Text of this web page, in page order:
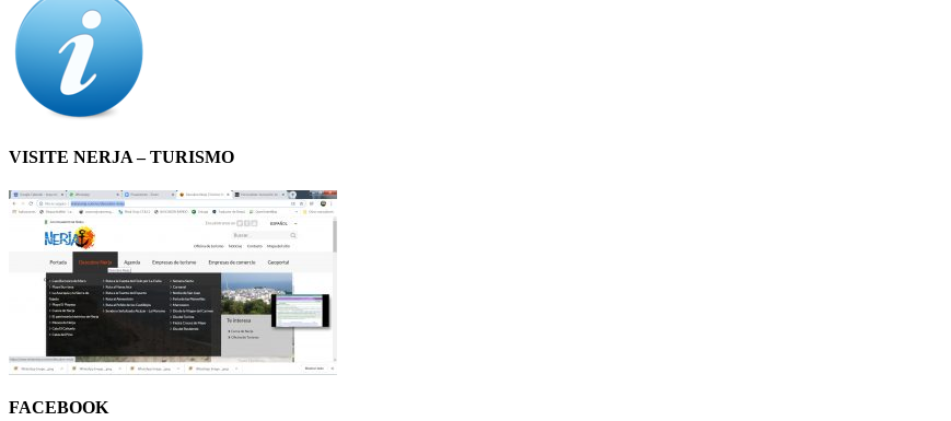
VISITE NERJA – TURISMO
FACEBOOK